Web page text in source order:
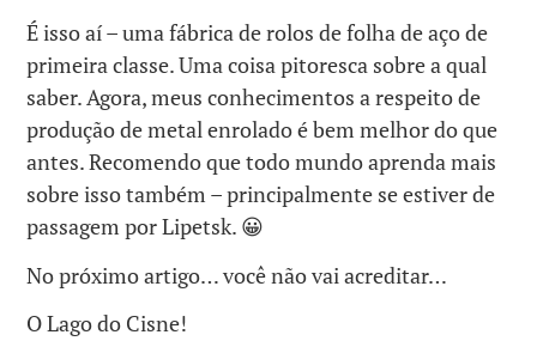
É isso aí – uma fábrica de rolos de folha de aço de
primeira classe. Uma coisa pitoresca sobre a qual
saber. Agora, meus conhecimentos a respeito de
produção de metal enrolado é bem melhor do que
antes. Recomendo que todo mundo aprenda mais
sobre isso também – principalmente se estiver de
passagem por Lipetsk. 😀
No próximo artigo… você não vai acreditar…
O Lago do Cisne!